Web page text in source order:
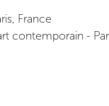
France
contemporain -